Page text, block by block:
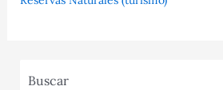
Buscar